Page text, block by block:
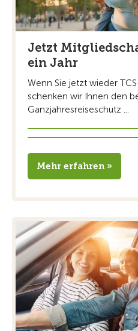
Jetzt
ein Jahr
Wenn Sie jetzt wieder
schenken wir Ihnen den
Ganzjahresreiseschutz ...
Mehr erfahren »